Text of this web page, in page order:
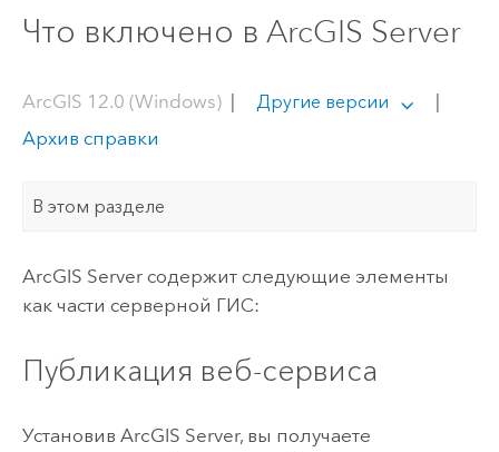
Что включено в ArcGIS Server
ArcGIS 12.0 (Windows)| Другие версии
Архив справки
В этом разделе
ArcGIS Serverсодержит следующие элементы
как части серверной ГИС:
Публикация веб-сервиса
Установив ArcGIS Server, вы получаете